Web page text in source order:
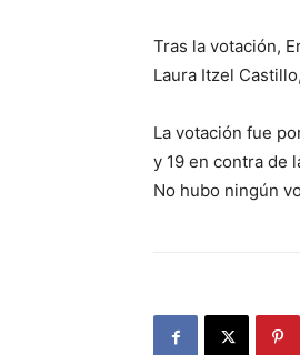
Tras la votación,
Laura Itzel
La votación fue
y 19 en contra de
No hubo ningún